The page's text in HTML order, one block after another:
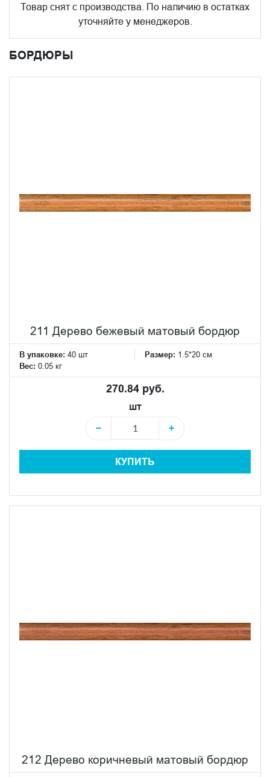
Товар снят с производства. По наличию в остатках
уточняйте у менеджеров.
БОРДЮРЫ
211 Дерево бежевый матовый бордюр
В упаковке: 40 шт Размер: 1.5*20 см
Вес: 0.05 кг
270.84 руб.
шт
−
+
КУПИТЬ
212 Дерево коричневый матовый бордюр